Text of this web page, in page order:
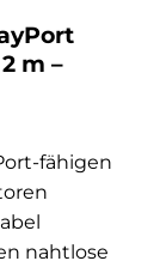
m –
fähigen
nahtlose